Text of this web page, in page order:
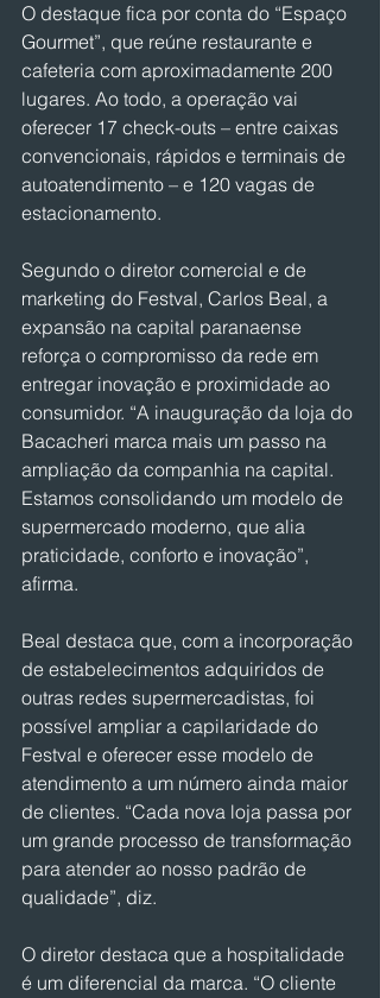
O destaque fica por conta do “Espaço
Gourmet”, que reúne restaurante e
cafeteria com aproximadamente 200
lugares. Ao todo, a operação vai
oferecer 17 check-outs – entre caixas
convencionais, rápidos e terminais de
autoatendimento – e 120 vagas de
estacionamento.
Segundo o diretor comercial e de
marketing do Festval, Carlos Beal, a
expansão na capital paranaense
reforça o compromisso da rede em
entregar inovação e proximidade ao
consumidor. “A inauguração da loja do
Bacacheri marca mais um passo na
ampliação da companhia na capital.
Estamos consolidando um modelo de
supermercado moderno, que alia
praticidade, conforto e inovação”,
afirma.
Beal destaca que, com a incorporação
de estabelecimentos adquiridos de
outras redes supermercadistas, foi
possível ampliar a capilaridade do
Festval e oferecer esse modelo de
atendimento a um número ainda maior
de clientes. “Cada nova loja passa por
um grande processo de transformação
para atender ao nosso padrão de
qualidade”, diz.
O diretor destaca que a hospitalidade
é um diferencial da marca. “O cliente